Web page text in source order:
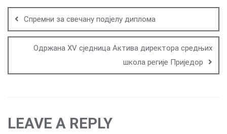
navigation
Спремни за свечану подјелу диплома
Одржана XV сједница Актива директора средњих
школа регије Приједор
LEAVE A REPLY